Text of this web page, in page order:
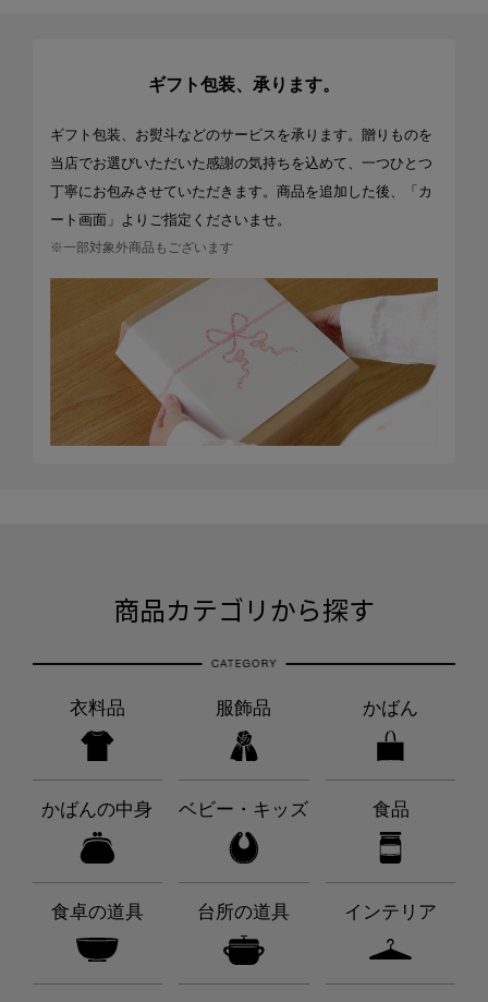
ギフト包装、承ります。
ギフト包装、お熨斗などのサービスを承ります。贈りものを
当店でお選びいただいた感謝の気持ちを込めて、一つひとつ
丁寧にお包みさせていただきます。商品を追加した後、「カ
ート画面」よりご指定くださいませ。
※一部対象外商品もございます
商品カテゴリから探す
衣料品 服飾品 かばん
かばんの中身 ベビー・キッズ 食品
食卓の道具 台所の道具 インテリア